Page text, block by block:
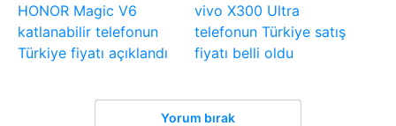
HONOR Magic V6
katlanabilir telefonun
Türkiye fiyatı açıklandı
vivo X300 Ultra
telefonun Türkiye satış
fiyatı belli oldu
Yorum bırak